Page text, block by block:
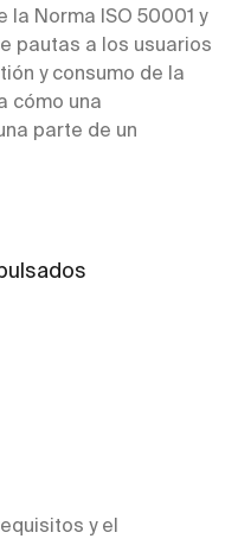
Norma ISO 50001 y
pautas a los usuarios
y consumo de la
cómo una
parte de un
y el